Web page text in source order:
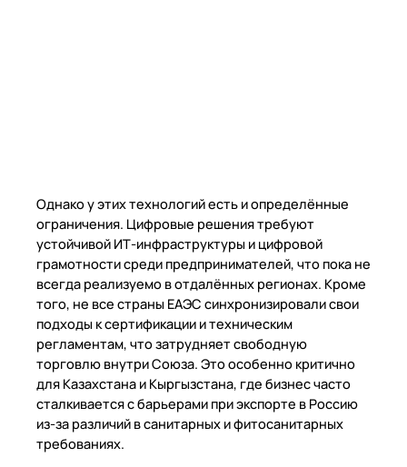
Однако у этих технологий есть и определённые
ограничения. Цифровые решения требуют
устойчивой ИТ-инфраструктуры и цифровой
грамотности среди предпринимателей, что пока не
всегда реализуемо в отдалённых регионах. Кроме
того, не все страны ЕАЭС синхронизировали свои
подходы к сертификации и техническим
регламентам, что затрудняет свободную
торговлю внутри Союза. Это особенно критично
для Казахстана и Кыргызстана, где бизнес часто
сталкивается с барьерами при экспорте в Россию
из-за различий в санитарных и фитосанитарных
требованиях.